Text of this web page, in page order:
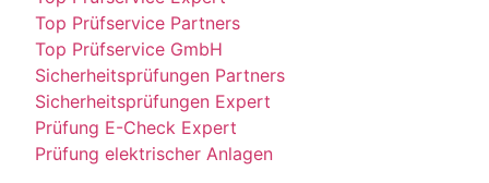
Top Prüfservice Partners
Top Prüfservice GmbH
Sicherheitsprüfungen Partners
Sicherheitsprüfungen Expert
Prüfung E-Check Expert
Prüfung elektrischer Anlagen